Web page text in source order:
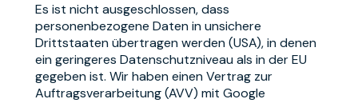
Es ist nicht ausgeschlossen, dass
personenbezogene Daten in unsichere
Drittstaaten übertragen werden (USA), in denen
ein geringeres Datenschutzniveau als in der EU
gegeben ist. Wir haben einen Vertrag zur
Auftragsverarbeitung (AVV) mit Google